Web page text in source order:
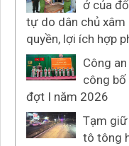
ở của
tự do dân chủ xâm
quyền, lợi ích hợp
Công
công bố
đợt I năm 2026
Tạm
tô tông